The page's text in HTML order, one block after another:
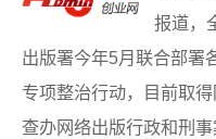
报道，
出版署今年5月联合部署
专项整治行动，目前取
查办网络出版行政和刑